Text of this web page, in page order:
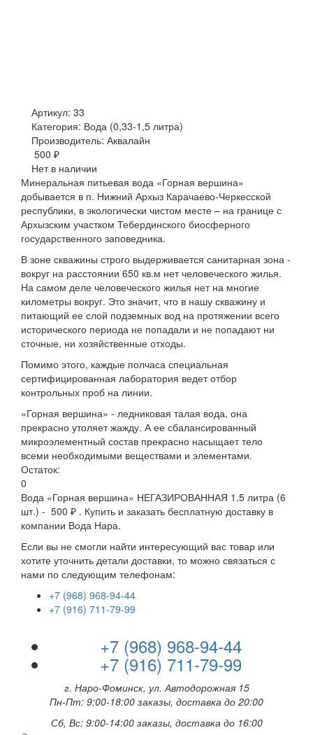
Артикул: 33
Категория: Вода (0,33-1,5 литра)
Производитель: Аквалайн
500 ₽
Нет в наличии
Минеральная питьевая вода «Горная вершина»
добывается в п. Нижний Архыз Карачаево-Черкесской
республики, в экологически чистом месте – на границе с
Архызским участком Тебердинского биосферного
государственного заповедника.
В зоне скважины строго выдерживается санитарная зона -
вокруг на расстоянии 650 кв.м нет человеческого жилья.
На самом деле человеческого жилья нет на многие
километры вокруг. Это значит, что в нашу скважину и
питающий ее слой подземных вод на протяжении всего
исторического периода не попадали и не попадают ни
сточные, ни хозяйственные отходы.
Помимо этого, каждые полчаса специальная
сертифицированная лаборатория ведет отбор
контрольных проб на линии.
«Горная вершина» - ледниковая талая вода, она
прекрасно утоляет жажду. А ее сбалансированный
микроэлементный состав прекрасно насыщает тело
всеми необходимыми веществами и элементами.
Остаток:
0
Вода «Горная вершина» НЕГАЗИРОВАННАЯ 1,5 литра (6
шт.) - 500 ₽ . Купить и заказать бесплатную доставку в
компании Вода Нара.
Если вы не смогли найти интересующий вас товар или
хотите уточнить детали доставки, то можно связаться с
нами по следующим телефонам:
+7 (968) 968-94-44
+7 (916) 711-79-99
+7 (968) 968-94-44
+7 (916) 711-79-99
г. Наро-Фоминск, ул. Автодорожная 15
Пн-Пт: 9:00-18:00 заказы, доставка до 20:00
Сб, Вс: 9:00-14:00 заказы, доставка до 16:00